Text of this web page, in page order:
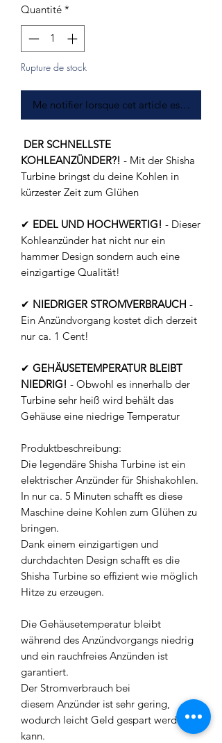
Quantité *
Rupture de stock
Me notifier lorsque cet article est
DER SCHNELLSTE
KOHLEANZÜNDER?! - Mit der Shisha
Turbine bringst du deine Kohlen in
kürzester Zeit zum Glühen
✔ EDEL UND HOCHWERTIG! - Dieser
Kohleanzünder hat nicht nur ein
hammer Design sondern auch eine
einzigartige Qualität!
✔ NIEDRIGER STROMVERBRAUCH -
Ein Anzündvorgang kostet dich derzeit
nur ca. 1 Cent!
✔ GEHÄUSETEMPERATUR BLEIBT
NIEDRIG! - Obwohl es innerhalb der
Turbine sehr heiß wird behält das
Gehäuse eine niedrige Temperatur
Produktbeschreibung:
Die legendäre Shisha Turbine ist ein
elektrischer Anzünder für Shishakohlen.
In nur ca. 5 Minuten schafft es diese
Maschine deine Kohlen zum Glühen zu
bringen.
Dank einem einzigartigen und
durchdachten Design schafft es die
Shisha Turbine so effizient wie möglich
Hitze zu erzeugen.
Die Gehäusetemperatur bleibt
während des Anzündvorgangs niedrig
und ein rauchfreies Anzünden ist
garantiert.
Der Stromverbrauch bei
diesem Anzünder ist sehr gering,
wodurch leicht Geld gespart werden
kann.